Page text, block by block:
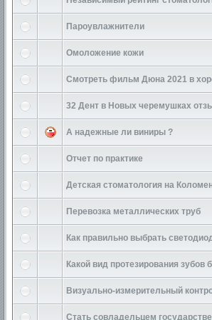
Пароувлажнители
Омоложение кожи
Смотреть фильм Дюна 2021 в
32 Дент в Новых черемушках
А надежные ли виниры ?
Отчет по практике
Детская стоматология на
Перевозка металлических труб
Как правильно выбрать
Какой вид протезирования
Визуально-измерительный
Стать совладельцем